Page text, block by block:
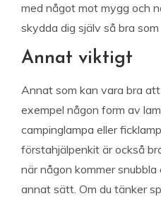
med något mot mygg och
skydda dig själv så bra som
Annat viktigt
Annat som kan vara bra
exempel någon form av
campinglampa eller
förstahjälpenkit är också
när någon kommer
annat sätt. Om du tänker